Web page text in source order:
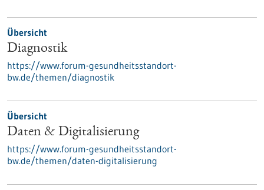
Übersicht
Diagnostik
https://www.forum-gesundheitsstandort-
bw.de/themen/diagnostik
Übersicht
Daten & Digitalisierung
https://www.forum-gesundheitsstandort-
bw.de/themen/daten-digitalisierung